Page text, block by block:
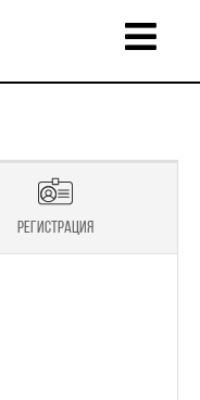
Регистрация